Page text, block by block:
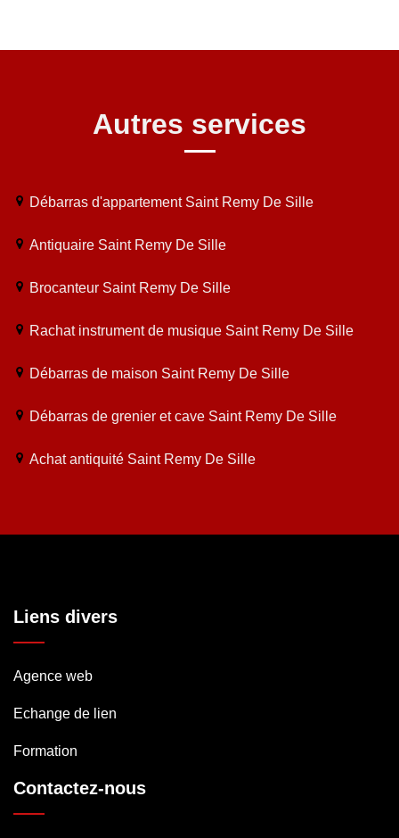
Autres services
Débarras d'appartement Saint Remy De Sille
Antiquaire Saint Remy De Sille
Brocanteur Saint Remy De Sille
Rachat instrument de musique Saint Remy De Sille
Débarras de maison Saint Remy De Sille
Débarras de grenier et cave Saint Remy De Sille
Achat antiquité Saint Remy De Sille
Liens divers
Agence web
Echange de lien
Formation
Contactez-nous